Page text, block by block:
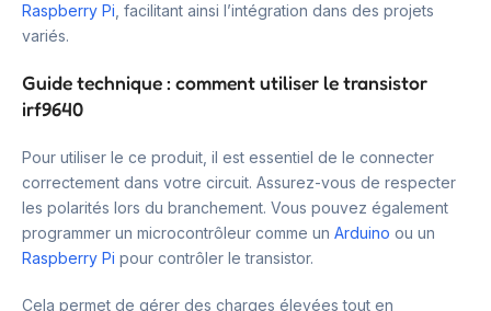
Raspberry Pi , facilitant ainsi l’intégration dans des projets
variés.
Guide technique : comment utiliser le transistor
irf9640
Pour utiliser le ce produit, il est essentiel de le connecter
correctement dans votre circuit. Assurez-vous de respecter
les polarités lors du branchement. Vous pouvez également
programmer un microcontrôleur comme un Arduino ou un
Raspberry Pi pour contrôler le transistor.
Cela permet de gérer des charges élevées tout en